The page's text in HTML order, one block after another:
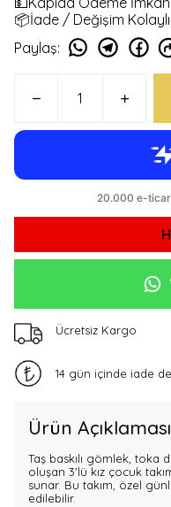
📦İade / Değişim
Paylaş:
Ücretsiz Kargo
14 gün içinde iade
Ürün Açıklaması
Taş baskılı gömlek, toka
oluşan 3'lü kız çocuk
sunar. Bu takım, özel
edilebilir.